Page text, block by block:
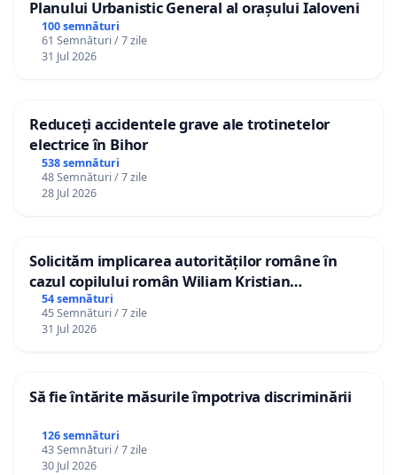
Planului Urbanistic General al orașului Ialoveni
100 semnături
61 Semnături / 7 zile
31 Jul 2026
Reduceți accidentele grave ale trotinetelor
electrice în Bihor
538 semnături
48 Semnături / 7 zile
28 Jul 2026
Solicităm implicarea autorităților române în
cazul copilului român Wiliam Kristian
Gheorghe, aflat în plasament în Danemarca de
12 ani
54 semnături
45 Semnături / 7 zile
31 Jul 2026
Să fie întărite măsurile împotriva discriminării
126 semnături
43 Semnături / 7 zile
30 Jul 2026